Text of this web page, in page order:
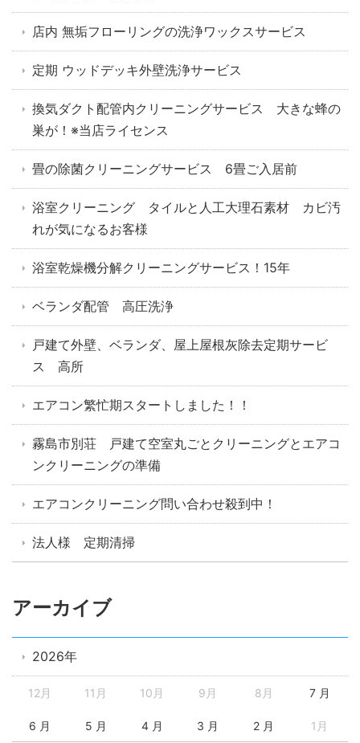
店内 無垢フローリングの洗浄ワックスサービス
定期 ウッドデッキ外壁洗浄サービス
換気ダクト配管内クリーニングサービス 大きな蜂の
巣が！※当店ライセンス
畳の除菌クリーニングサービス 6畳ご入居前
浴室クリーニング タイルと人工大理石素材 カビ汚
れが気になるお客様
浴室乾燥機分解クリーニングサービス！15年
ベランダ配管 高圧洗浄
戸建て外壁、ベランダ、屋上屋根灰除去定期サービ
ス 高所
エアコン繁忙期スタートしました！！
霧島市別荘 戸建て空室丸ごとクリーニングとエアコ
ンクリーニングの準備
エアコンクリーニング問い合わせ殺到中！
法人様 定期清掃
アーカイブ
2026年
12月 11月 10月 9月 8月 7 月
6 月 5 月 4 月 3 月 2 月 1月